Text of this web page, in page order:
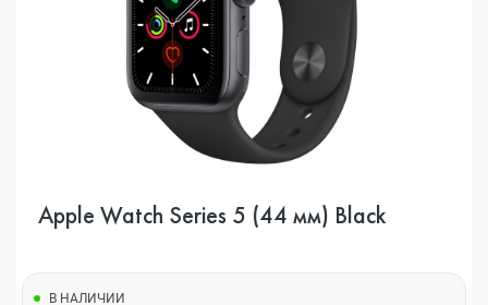
Apple Watch Series 5 (44 мм) Black
В НАЛИЧИИ